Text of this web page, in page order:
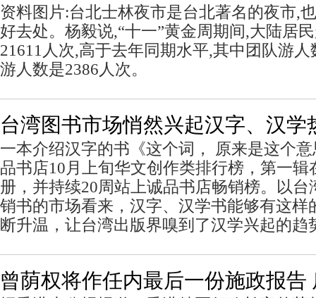
资料图片:台北士林夜市是台北著名的夜市,
好去处。杨毅说,“十一”黄金周期间,大陆居
21611人次,高于去年同期水平,其中团队游
游人数是2386人次。
台湾图书市场悄然兴起汉字、汉学
一本介绍汉字的书《这个词， 原来是这个
品书店10月上旬华文创作类排行榜，第一辑
册，并持续20周站上诚品书店畅销榜。以台
销书的市场看来，汉字、汉学书能够有这样
断升温，让台湾出版界嗅到了汉学兴起的趋
曾荫权将作任内最后一份施政报告